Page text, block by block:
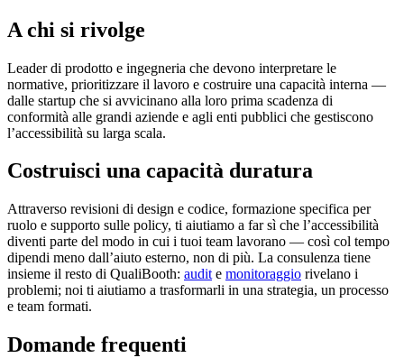
A chi si rivolge
Leader di prodotto e ingegneria che devono interpretare le
normative, prioritizzare il lavoro e costruire una capacità interna —
dalle startup che si avvicinano alla loro prima scadenza di
conformità alle grandi aziende e agli enti pubblici che gestiscono
l’accessibilità su larga scala.
Costruisci una capacità duratura
Attraverso revisioni di design e codice, formazione specifica per
ruolo e supporto sulle policy, ti aiutiamo a far sì che l’accessibilità
diventi parte del modo in cui i tuoi team lavorano — così col tempo
dipendi meno dall’aiuto esterno, non di più. La consulenza tiene
insieme il resto di QualiBooth: audit e monitoraggio rivelano i
problemi; noi ti aiutiamo a trasformarli in una strategia, un processo
e team formati.
Domande frequenti